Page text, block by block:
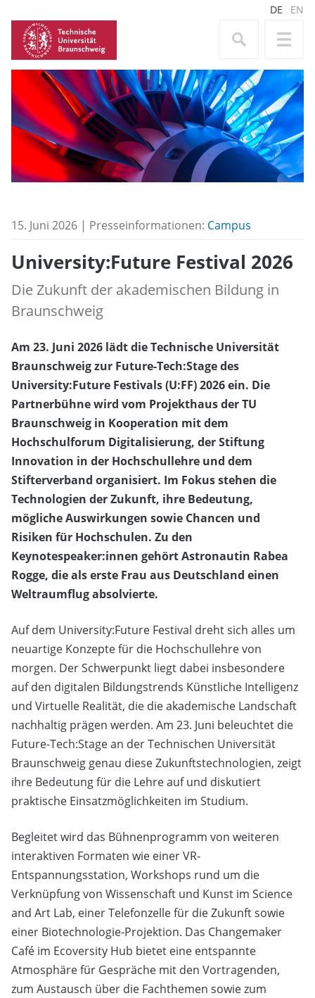
DE EN
15. Juni 2026 | Presseinformationen: Campus
University:Future Festival 2026
Die Zukunft der akademischen Bildung in
Braunschweig
Am 23. Juni 2026 lädt die Technische Universität
Braunschweig zur Future-Tech:Stage des
University:Future Festivals (U:FF) 2026 ein. Die
Partnerbühne wird vom Projekthaus der TU
Braunschweig in Kooperation mit dem
Hochschulforum Digitalisierung, der Stiftung
Innovation in der Hochschullehre und dem
Stifterverband organisiert. Im Fokus stehen die
Technologien der Zukunft, ihre Bedeutung,
mögliche Auswirkungen sowie Chancen und
Risiken für Hochschulen. Zu den
Keynotespeaker:innen gehört Astronautin Rabea
Rogge, die als erste Frau aus Deutschland einen
Weltraumflug absolvierte.
Auf dem University:Future Festival dreht sich alles um
neuartige Konzepte für die Hochschullehre von
morgen. Der Schwerpunkt liegt dabei insbesondere
auf den digitalen Bildungstrends Künstliche Intelligenz
und Virtuelle Realität, die die akademische Landschaft
nachhaltig prägen werden. Am 23. Juni beleuchtet die
Future-Tech:Stage an der Technischen Universität
Braunschweig genau diese Zukunftstechnologien, zeigt
ihre Bedeutung für die Lehre auf und diskutiert
praktische Einsatzmöglichkeiten im Studium.
Begleitet wird das Bühnenprogramm von weiteren
interaktiven Formaten wie einer VR-
Entspannungsstation, Workshops rund um die
Verknüpfung von Wissenschaft und Kunst im Science
and Art Lab, einer Telefonzelle für die Zukunft sowie
einer Biotechnologie-Projektion. Das Changemaker
Café im Ecoversity Hub bietet eine entspannte
Atmosphäre für Gespräche mit den Vortragenden,
zum Austausch über die Fachthemen sowie zum